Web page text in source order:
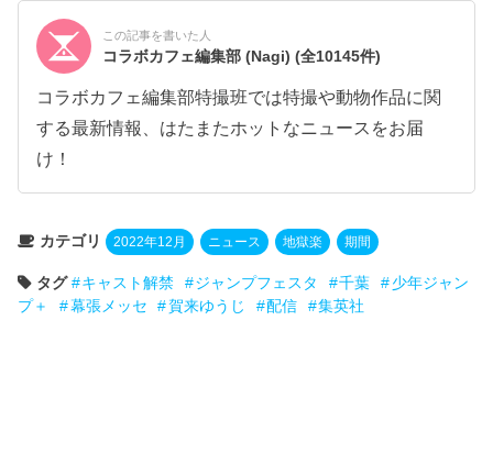
この記事を書いた人
コラボカフェ編集部 (Nagi)(全10145件)
コラボカフェ編集部特撮班では特撮や動物作品に関
する最新情報、はたまたホットなニュースをお届
け！
カテゴリ 2022年12月 ニュース 地獄楽 期間
タグ キャスト解禁 ジャンプフェスタ 千葉
少年ジャン
プ＋
幕張メッセ 賀来ゆうじ 配信 集英社